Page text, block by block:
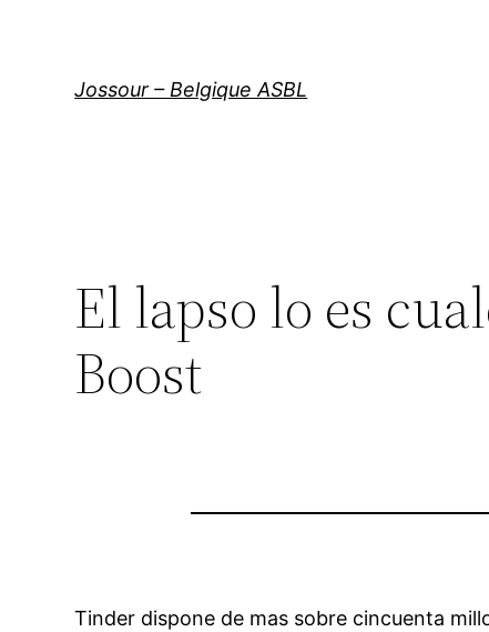
Jossour – Belgique ASBL
El lapso lo es
Boost
Tinder dispone de mas sobre cincuenta